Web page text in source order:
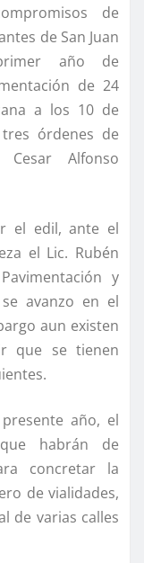
de
de San Juan
año de
de 24
a los 10 de
órdenes de
Alfonso
el edil, ante el
el Lic. Rubén
y
se avanzo en el
aun existen
que se tienen
año, el
habrán de
concretar la
de vialidades,
de varias calles